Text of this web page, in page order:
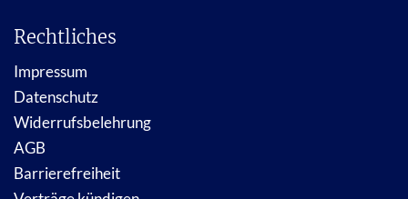
Rechtliches
Impressum
Datenschutz
Widerrufsbelehrung
AGB
Barrierefreiheit